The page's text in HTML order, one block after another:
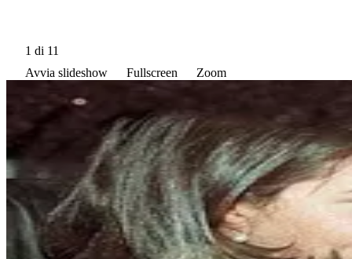
1 di 11
Avvia slideshow
Fullscreen Zoom